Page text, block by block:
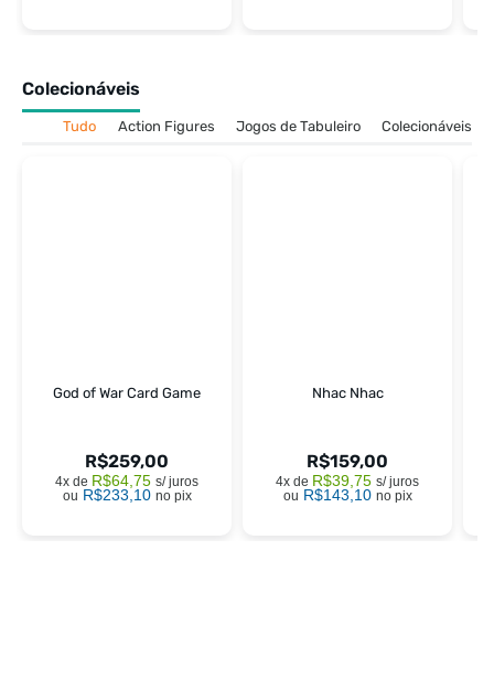
Colecionáveis
Tudo Action Figures Jogos de Tabuleiro Colecionáveis
God of War Card Game
R$259,00
4x de R$64,75 s/ juros
ou R$233,10 no pix
Nhac Nhac
R$159,00
4x de R$39,75 s/ juros
ou R$143,10 no pix